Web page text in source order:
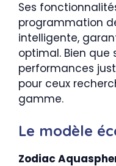
Ses
programmation
intelligente,
optimal. Bien que
performances
pour ceux
gamme.
Le modèle
Zodiac